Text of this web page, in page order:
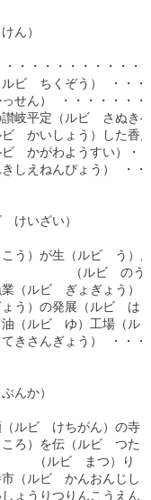
ん）
・・・・・・・・・・
ビ　ちくぞう） ・・
せん） ・・・・・・
岐平定（ルビ　さぬき
　かいしょう）した香
）・・・・・
しえねんぴょう） ・
けいざい）
う）が生（ルビ　う）
　　　　（ルビ　の
（ルビ　ぎょぎょう）
う）の発展（ルビ　は
（ルビ　ゆ）工場（ル
きさんぎょう） ・・
んか）
ルビ　けちがん）の寺
ろ）を伝（ルビ　つた
・・・・
（ルビ　かんおんじし
しょうりつりんこう